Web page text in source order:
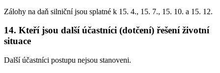
Zálohy na daň silniční jsou splatné k 15. 4., 15. 7., 15. 10. a 15. 12.
14. Kteří jsou další účastníci (dotčení) řešení životní
situace
Další účastníci postupu nejsou stanoveni.